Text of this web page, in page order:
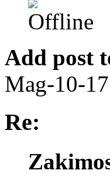
Add post
Mag-10-
Re: